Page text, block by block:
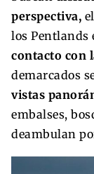
perspectiva,
los Pentlands
contacto con
demarcados
vistas
embalses,
deambulan